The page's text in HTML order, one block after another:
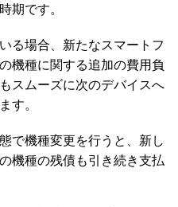
期です。
る場合、新たなスマートフ
機種に関する追加の費用負
スムーズに次のデバイスへ
す。
で機種変更を行うと、新し
機種の残債も引き続き支払